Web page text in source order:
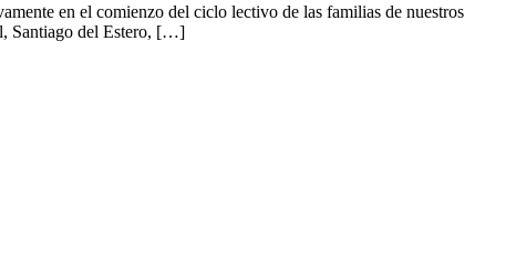
en el comienzo del ciclo lectivo de las familias de nuestros
Santiago del Estero, […]